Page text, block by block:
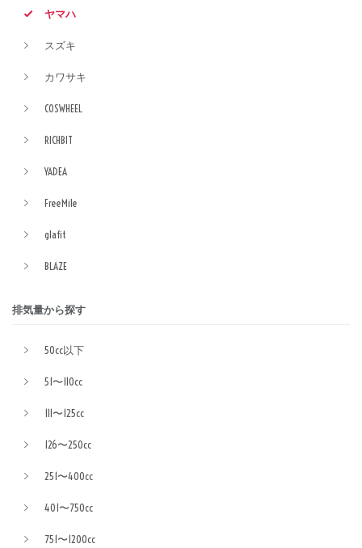
ヤマハ
スズキ
カワサキ
COSWHEEL
RICHBIT
YADEA
FreeMile
glafit
BLAZE
排気量から探す
50cc以下
51〜110cc
111〜125cc
126〜250cc
251〜400cc
401〜750cc
751〜1200cc